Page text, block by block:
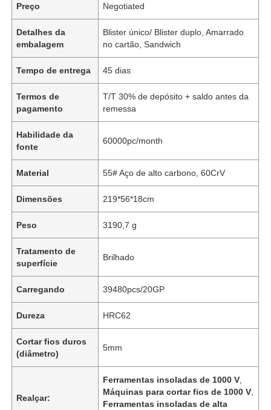
Preço Negotiated
Detalhes da
embalagem
Blister único/ Blister duplo, Amarrado
no cartão, Sandwich
Tempo de entrega 45 dias
Termos de
pagamento
T/T 30% de depósito + saldo antes da
remessa
Habilidade da
fonte
60000pc/month
Material 55# Aço de alto carbono, 60CrV
Dimensões 219*56*18cm
Peso 3190,7 g
Tratamento de
superfície
Brilhado
Carregando 39480pcs/20GP
Dureza HRC62
Cortar fios duros
(diâmetro)
5mm
Realçar:
Ferramentas insoladas de 1000 V
Máquinas para cortar fios de 1000 V
Ferramentas insoladas de alta